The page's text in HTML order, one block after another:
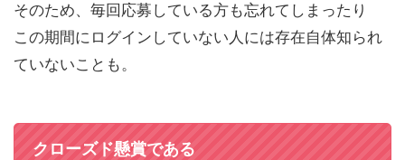
そのため、毎回応募している方も忘れてしまったり
この期間にログインしていない人には存在自体知られ
ていないことも。
クローズド懸賞である